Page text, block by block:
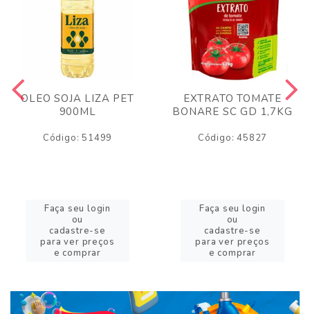
OLEO SOJA LIZA PET
900ML
Código: 51499
Faça seu login
ou
cadastre-se
para ver preços
e comprar
EXTRATO TOMATE
BONARE SC GD 1,7KG
Código: 45827
Faça seu login
ou
cadastre-se
para ver preços
e comprar